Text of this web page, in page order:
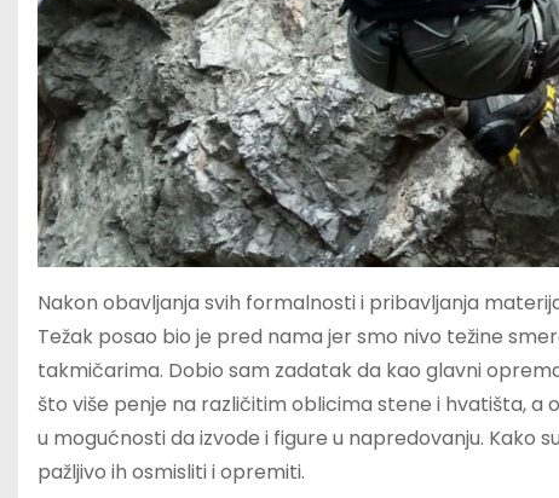
Nakon obavljanja svih formalnosti i pribavljanja
Težak posao bio je pred nama jer smo nivo težine
takmičarima. Dobio sam zadatak da kao glavni
što više penje na različitim oblicima stene i hvatišta,
u mogućnosti da izvode i figure u napredovanju. Kako
pažljivo ih osmisliti i opremiti.